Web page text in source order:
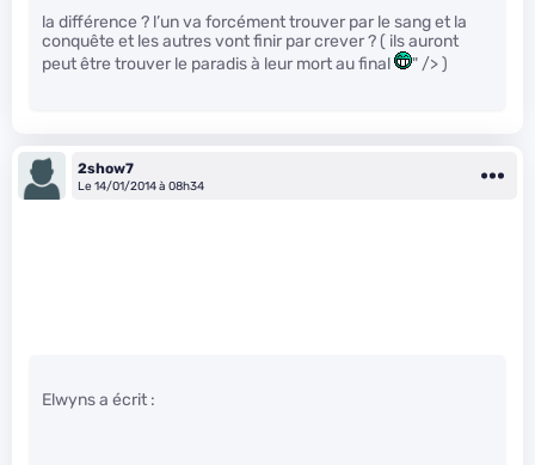
la différence ? l’un va forcément trouver par le sang et la
conquête et les autres vont finir par crever ? ( ils auront
peut être trouver le paradis à leur mort au final
" /> )
2show7
Le 14/01/2014 à 08h34
Elwyns a écrit :